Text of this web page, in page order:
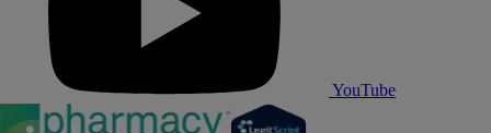
YouTube